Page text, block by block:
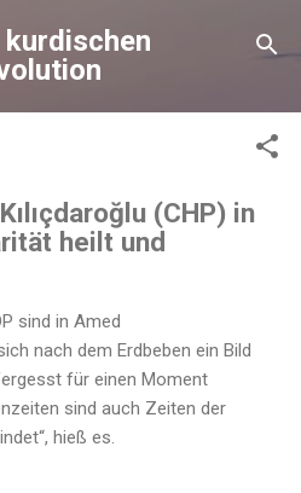
Hauptbereich
(CHP) in
heilt und
sind in Amed
nach dem Erdbeben ein Bild
für einen Moment
sind auch Zeiten der
hieß es.